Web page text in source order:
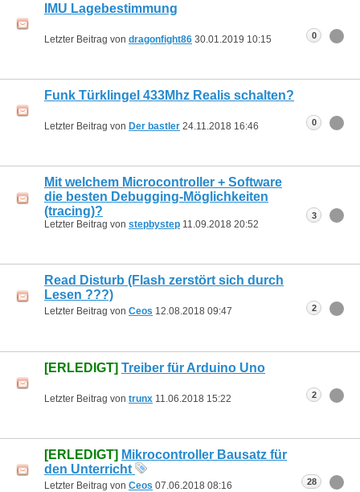
IMU Lagebestimmung
Letzter Beitrag von dragonfight86 30.01.2019 10:15 0
Funk Türklingel 433Mhz Realis schalten?
Letzter Beitrag von Der bastler 24.11.2018 16:46 0
Mit welchem Microcontroller + Software
die besten Debugging-Möglichkeiten
(tracing)?
Letzter Beitrag von stepbystep 11.09.2018 20:52
3
Read Disturb (Flash zerstört sich durch
Lesen ???)
Letzter Beitrag von Ceos 12.08.2018 09:47 2
[ERLEDIGT] Treiber für Arduino Uno
Letzter Beitrag von trunx 11.06.2018 15:22 2
[ERLEDIGT] Mikrocontroller Bausatz für
den Unterricht
Letzter Beitrag von Ceos 07.06.2018 08:16 28